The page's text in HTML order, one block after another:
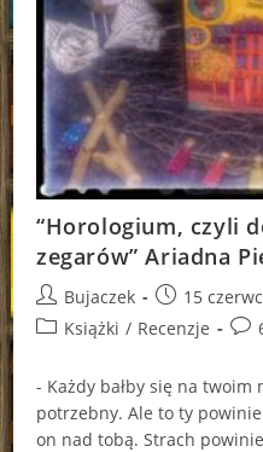
“Horologium, czyli
zegarów” Ariadna
Post
author:
Bujaczek
Post
published:
15
PostKsiążki / Recenzje
Post
- Każdy bałby się na
potrzebny. Ale to ty
on nad tobą. Strach